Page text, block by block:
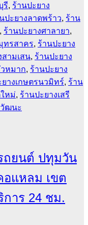
รี, ร้านปะยาง
ปะยางลาดพร้าว, ร้าน
, ร้านปะยางศาลายา,
ทรสาคร, ร้านปะยาง
สามเสน, ร้านปะยาง
หมาก, ร้านปะยาง
ยางเกษตรนวมิทร์, ร้าน
หม่, ร้านปะยางเสรี
วัฒนะ
ถยนต์ ปทุมวัน
อแหลม เขต
การ 24 ชม.